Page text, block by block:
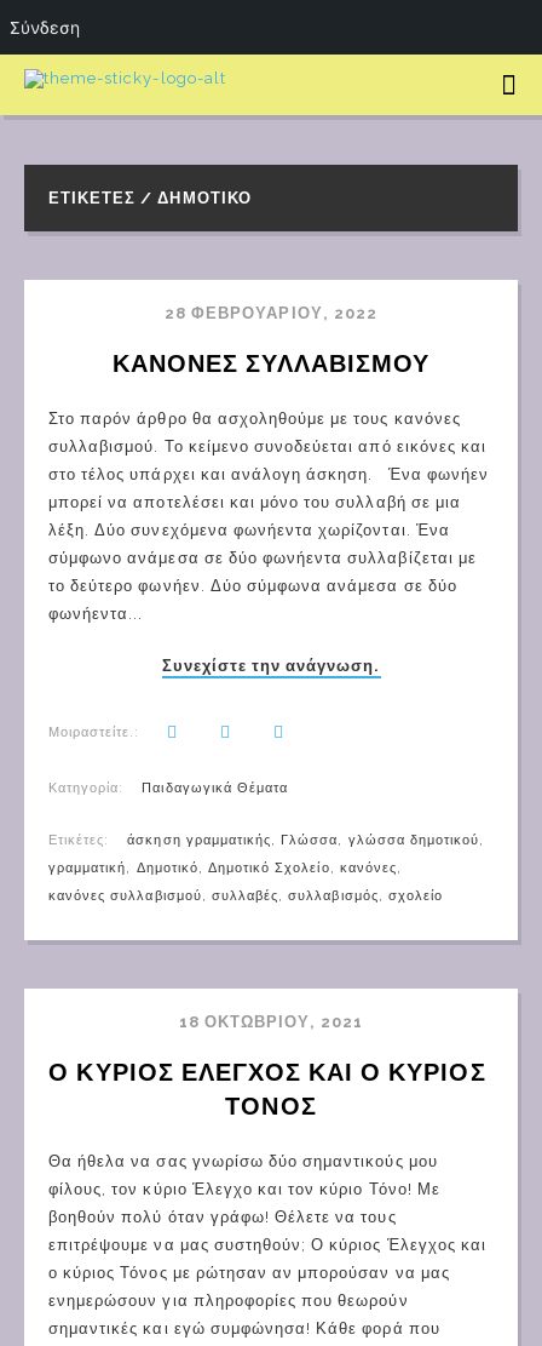
ΕΤΙΚΈΤΕΣ / ΔΗΜΟΤΙΚΌ
28 ΦΕΒΡΟΥΑΡΊΟΥ, 2022
ΚΑΝΟΝΕΣ ΣΥΛΛΑΒΙΣΜΟΥ
Στο παρόν άρθρο θα ασχοληθούμε με τους κανόνες
συλλαβισμού. Το κείμενο συνοδεύεται από εικόνες και
στο τέλος υπάρχει και ανάλογη άσκηση. Ένα φωνήεν
μπορεί να αποτελέσει και μόνο του συλλαβή σε μια
λέξη. Δύο συνεχόμενα φωνήεντα χωρίζονται. Ένα
σύμφωνο ανάμεσα σε δύο φωνήεντα συλλαβίζεται με
το δεύτερο φωνήεν. Δύο σύμφωνα ανάμεσα σε δύο
φωνήεντα...
Συνεχίστε την ανάγνωση.
Μοιραστείτε.:
Κατηγορία: Παιδαγωγικά Θέματα
Ετικέτες: άσκηση γραμματικής, Γλώσσα, γλώσσα δημοτικού,
γραμματική, Δημοτικό, Δημοτικό Σχολείο, κανόνες,
κανόνες συλλαβισμού, συλλαβές,συλλαβισμός, σχολείο
18 ΟΚΤΩΒΡΊΟΥ, 2021
Ο ΚΥΡΙΟΣ ΕΛΕΓΧΟΣ ΚΑΙ Ο ΚΥΡΙΟΣ
ΤΟΝΟΣ
Θα ήθελα να σας γνωρίσω δύο σημαντικούς μου
φίλους, τον κύριο Έλεγχο και τον κύριο Τόνο! Με
βοηθούν πολύ όταν γράφω! Θέλετε να τους
επιτρέψουμε να μας συστηθούν; Ο κύριος Έλεγχος και
ο κύριος Τόνος με ρώτησαν αν μπορούσαν να μας
ενημερώσουν για πληροφορίες που θεωρούν
σημαντικές και εγώ συμφώνησα! Κάθε φορά που
Σύνδεση